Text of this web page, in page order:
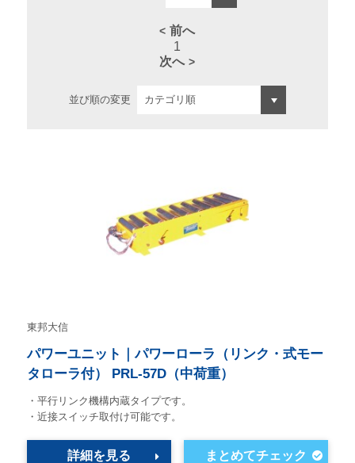
前へ
1
次へ
並び順の変更
東邦大信
パワーユニット｜パワーローラ（リンク・式モー
タローラ付） PRL-57D（中荷重）
・平行リンク機構内蔵タイプです。
・近接スイッチ取付け可能です。
詳細を見る